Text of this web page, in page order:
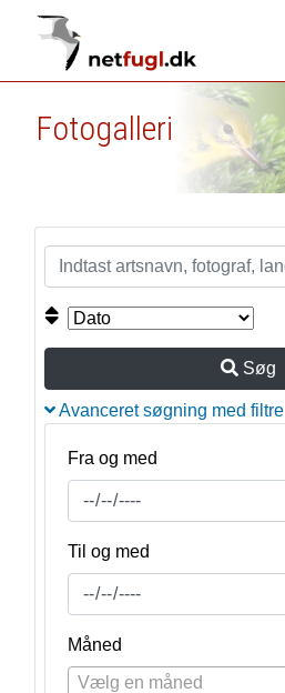
Fotogalleri
Søg
Avanceret søgning med filtre
Fra og med
Til og med
Måned
Vælg en måned